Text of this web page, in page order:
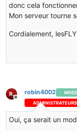
donc cela
Mon serveur tourne
Cordialement, lesFLY
Hors-ligne
robin4002
ADMINISTRATEURS
Oui, ça serait un